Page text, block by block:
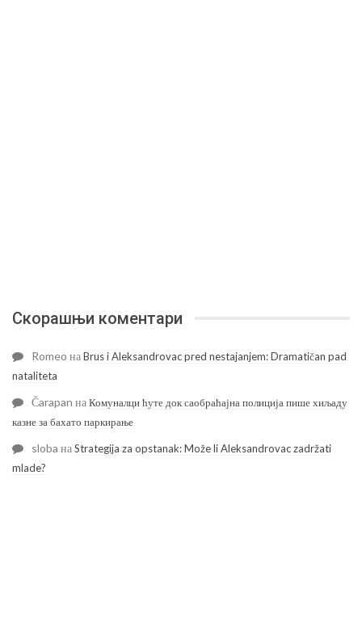
Скорашњи коментари
Romeo наBrus i Aleksandrovac pred nestajanjem: Dramatičan pad
nataliteta
Čarapan наКомуналци ћуте док саобраћајна полиција пише хиљаду
казне за бахато паркирање
sloba наStrategija za opstanak: Može li Aleksandrovac zadržati
mlade?